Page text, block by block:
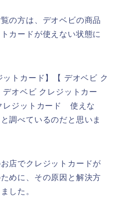
の方は、デオベビの商品
カードが使えない状態に
トカード】【 デオベビ ク
オベビ クレジットカー
レジットカード 使えな
調べているのだと思いま
店でクレジットカードが
めに、その原因と解決方
した。